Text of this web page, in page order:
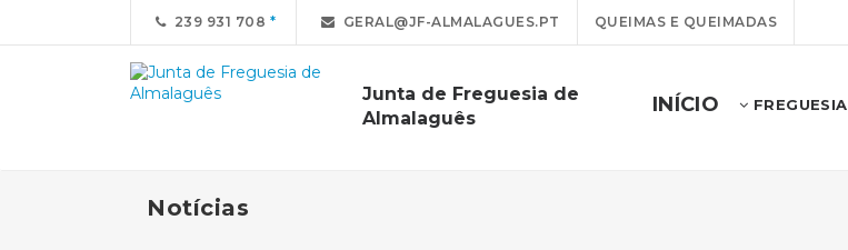
239 931 708 GERAL@JF-ALMALAGUES.PT QUEIMAS E QUEIMADAS
Junta de Freguesia de
Almalaguês
INÍCIO FREGUESIA
Notícias